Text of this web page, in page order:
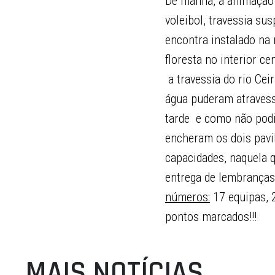
voleibol, travessia
encontra instalado na
floresta no interior
 a travessia do rio
água puderam
tarde  e como não
encheram os dois
capacidades, naquela
entrega de
números: 17 equipas,
pontos marcados!!!